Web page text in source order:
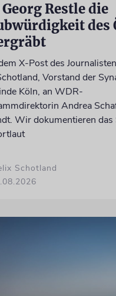
Restle die
des
X-Post des
Vorstand der
Köln, an WDR-
Andrea
Wir dokumentieren das
Schotland